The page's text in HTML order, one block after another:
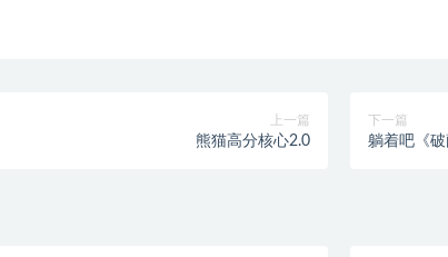
上一篇
熊猫高分核心2.0
下一篇
躺着吧《破